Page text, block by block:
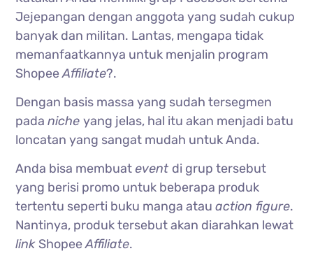
Jejepangan dengan anggota yang sudah cukup
banyak dan militan. Lantas, mengapa tidak
memanfaatkannya untuk menjalin program
ShopeeAffiliate?.
Dengan basis massa yang sudah tersegmen
padanicheyang jelas, hal itu akan menjadi batu
loncatan yang sangat mudah untuk Anda.
Anda bisa membuat event di grup tersebut
yang berisi promo untuk beberapa produk
tertentu seperti buku manga atauaction figure.
Nantinya, produk tersebut akan diarahkan lewat
link ShopeeAffiliate.